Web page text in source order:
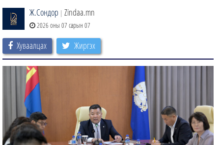
Ж.Сондор | Zindaa.mn
2026 оны 07 сарын 07
Хуваалцах Жиргэх